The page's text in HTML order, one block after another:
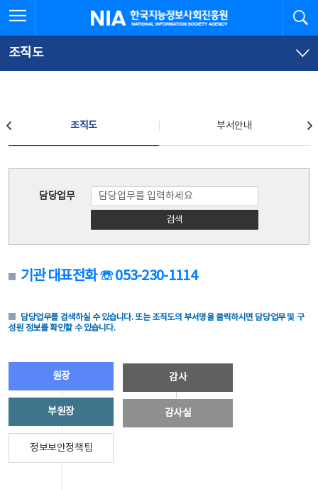
문
로
가
체
뉴
바
가
한국지능정보사회진흥원
조직도
조직도 부서안내
담당업무
검색
기관 대표전화 ☏ 053-230-1114
담당업무를 검색하실 수 있습니다. 또는 조직도의 부서명을 클릭하시면 담당업무 및 구
성원 정보를 확인할 수 있습니다.
원장
부원장
정보보안정책팀
감사
감사실